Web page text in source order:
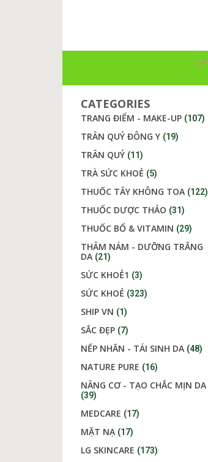
CATEGORIES
TRANG ĐIỂM - MAKE-UP (107)
TRÂN QUÝ ĐÔNG Y (19)
TRÂN QUÝ (11)
TRÀ SỨC KHOẺ (5)
THUỐC TÂY KHÔNG TOA (122)
THUỐC DƯỢC THẢO (31)
THUỐC BỔ & VITAMIN (29)
THÂM NÁM - DƯỠNG TRẮNG
DA (21)
SỨC KHOẺ1 (3)
SỨC KHOẺ (323)
SHIP VN (1)
SẮC ĐẸP (7)
NẾP NHĂN - TÁI SINH DA (48)
NATURE PURE (16)
NÂNG CƠ - TẠO CHẮC MỊN DA
(39)
MEDCARE (17)
MẶT NẠ (17)
LG SKINCARE (173)